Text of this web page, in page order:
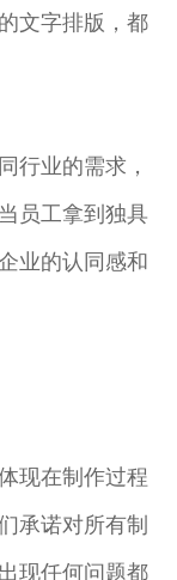
文字排版，都
行业的需求，
员工拿到独具
业的认同感和
现在制作过程
承诺对所有制
现任何问题都